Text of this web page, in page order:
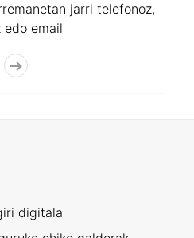
jarri telefonoz,
edo email
digitala